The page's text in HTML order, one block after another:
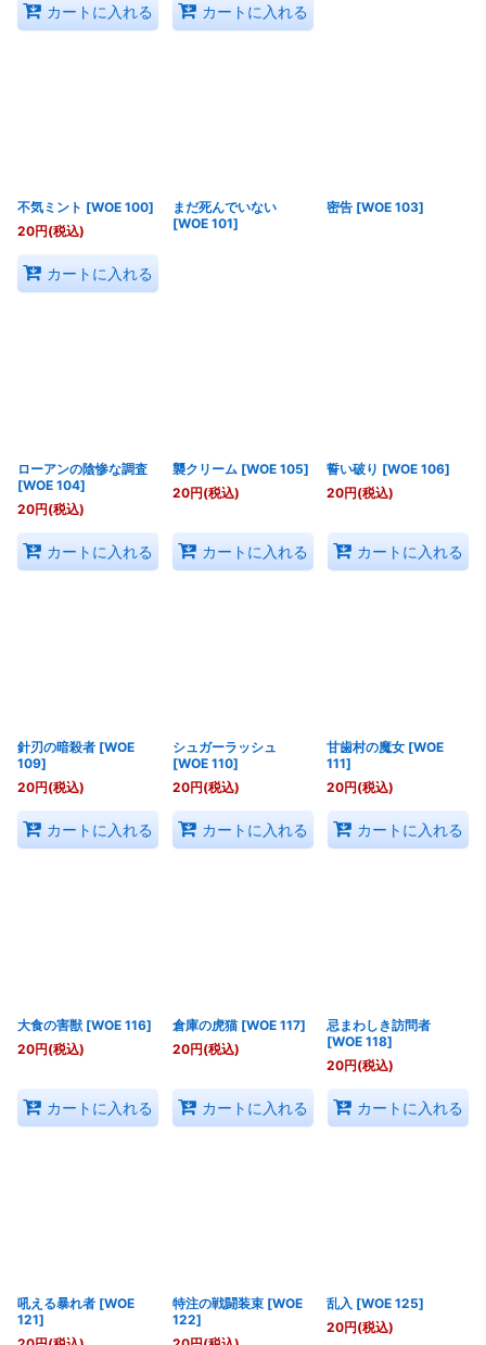
カートに入れる カートに入れる
不気ミント [WOE 100]
20円(税込)
カートに入れる
まだ死んでいない
[WOE 101]
密告 [WOE 103]
ローアンの陰惨な調査
[WOE 104]
20円(税込)
カートに入れる
襲クリーム [WOE 105]
20円(税込)
カートに入れる
誓い破り [WOE 106]
20円(税込)
カートに入れる
針刃の暗殺者 [WOE
109]
20円(税込)
カートに入れる
シュガーラッシュ
[WOE 110]
20円(税込)
カートに入れる
甘歯村の魔女 [WOE
111]
20円(税込)
カートに入れる
大食の害獣 [WOE 116]
20円(税込)
カートに入れる
倉庫の虎猫 [WOE 117]
20円(税込)
カートに入れる
忌まわしき訪問者
[WOE 118]
20円(税込)
カートに入れる
吼える暴れ者 [WOE
121]
特注の戦闘装束 [WOE
122]
乱入 [WOE 125]
20円(税込)